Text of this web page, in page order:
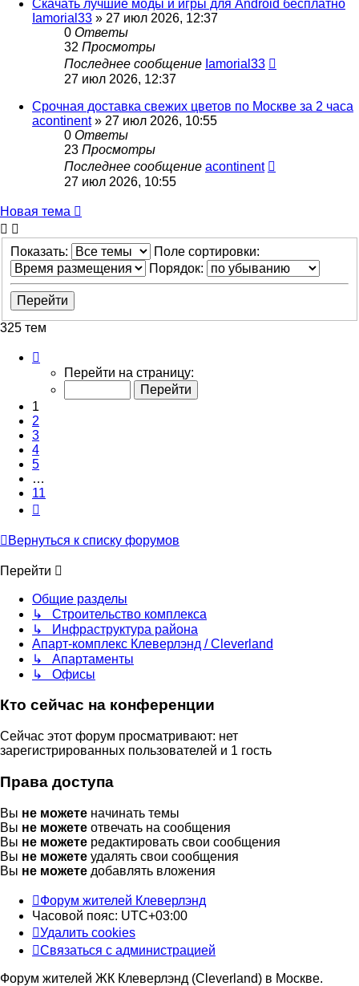
Скачать лучшие моды и игры для Android бесплатно
Iamorial33 » 27 июл 2026, 12:37
0 Ответы
32 Просмотры
Последнее сообщение Iamorial33
27 июл 2026, 12:37
Срочная доставка свежих цветов по Москве за 2 часа
acontinent» 27 июл 2026, 10:55
0 Ответы
23 Просмотры
Последнее сообщение acontinent
27 июл 2026, 10:55
Новая тема
Показать:
Поле сортировки:
Порядок:
325 тем
11
Перейти на страницу:
1
2
3
4
5
…
11
Вернуться к списку форумов
Перейти
Общие разделы
↳ Строительство комплекса
↳ Инфраструктура района
Апарт-комплекс Клеверлэнд / Cleverland
↳ Апартаменты
↳ Офисы
Кто сейчас на конференции
Сейчас этот форум просматривают: нет
зарегистрированных пользователей и 1 гость
Права доступа
Вы не можете начинать темы
Вы не можете отвечать на сообщения
Вы не можете редактировать свои сообщения
Вы не можете удалять свои сообщения
Вы не можете добавлять вложения
Форум жителей Клеверлэнд
Часовой пояс: UTC+03:00
Удалить cookies
Связаться с администрацией
Форум жителей ЖК Клеверлэнд (Cleverland) в Москве.